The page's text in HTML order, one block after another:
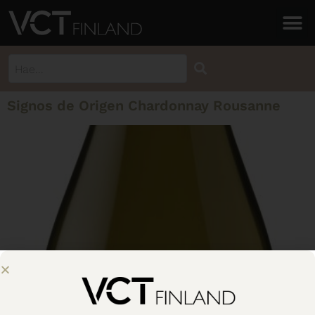
Signos de Origen Chardonnay Rousanne